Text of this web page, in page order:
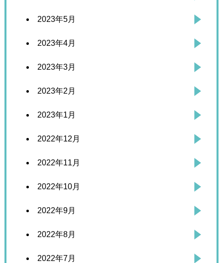
2023年5月
2023年4月
2023年3月
2023年2月
2023年1月
2022年12月
2022年11月
2022年10月
2022年9月
2022年8月
2022年7月